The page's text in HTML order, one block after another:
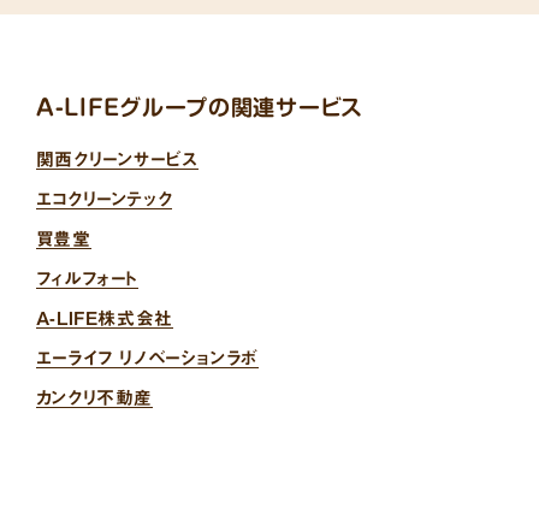
A-LIFEグループの関連サービス
関西クリーンサービス
エコクリーンテック
買豊堂
フィルフォート
A-LIFE株式会社
エーライフ リノベーションラボ
カンクリ不動産